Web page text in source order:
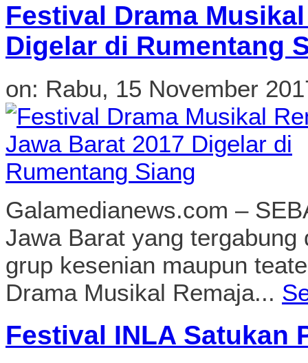
Festival Drama
Digelar di Rumentang
on: Rabu, 15 November
Galamedianews.com –
Jawa Barat yang
grup kesenian maupun
Drama Musikal Remaja...
Festival INLA Satukan